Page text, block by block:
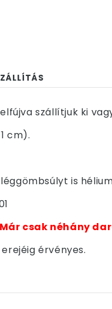
szállítjuk ki
cm).
is
csak néhány
érvényes.